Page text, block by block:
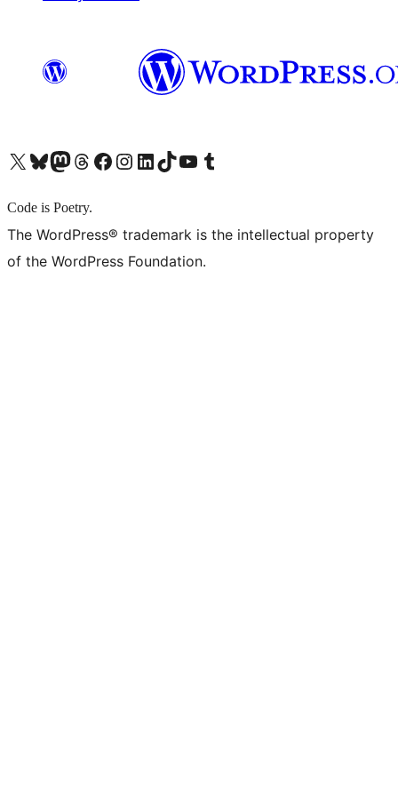
X (旧 Twitter) アカウントへBluesky アカウントへMastodon アカウントへThreads アカウントへ Facebook ページへInstagram アカウントへ LinkedIn アカウントへTikTok アカウントへYouTube チャンネルへ Tumblr アカウントへ
Code is Poetry.
The WordPress® trademark is the intellectual property
of the WordPress Foundation.